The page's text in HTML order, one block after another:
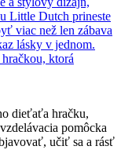
dieťaťa hračku,
pomôcka
učiť sa a rásť